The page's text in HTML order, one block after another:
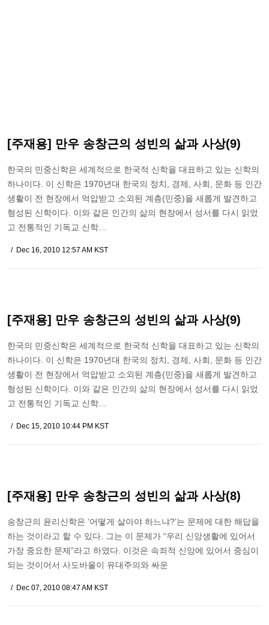
[주재용] 만우 송창근의 성빈의 삶과 사상(9)
한국의 민중신학은 세계적으로 한국적 신학을 대표하고 있는 신학의
하나이다. 이 신학은 1970년대 한국의 정치, 경제, 사회, 문화 등 인간
생활이 전 현장에서 억압받고 소외된 계층(민중)을 새롭게 발견하고
형성된 신학이다. 이와 같은 인간의 삶의 현장에서 성서를 다시 읽었
고 전통적인 기독교 신학…
Dec 16, 2010 12:57 AM KST
[주재용] 만우 송창근의 성빈의 삶과 사상(9)
한국의 민중신학은 세계적으로 한국적 신학을 대표하고 있는 신학의
하나이다. 이 신학은 1970년대 한국의 정치, 경제, 사회, 문화 등 인간
생활이 전 현장에서 억압받고 소외된 계층(민중)을 새롭게 발견하고
형성된 신학이다. 이와 같은 인간의 삶의 현장에서 성서를 다시 읽었
고 전통적인 기독교 신학…
Dec 15, 2010 10:44 PM KST
[주재용] 만우 송창근의 성빈의 삶과 사상(8)
송창근의 윤리신학은 ‘어떻게 살아야 하느냐?’는 문제에 대한 해답을
하는 것이라고 할 수 있다. 그는 이 문제가 “우리 신앙생활에 있어서
가장 중요한 문제”라고 하였다. 이것은 속죄적 신앙에 있어서 중심이
되는 것이어서 사도바울이 유대주의와 싸운
Dec 07, 2010 08:47 AM KST